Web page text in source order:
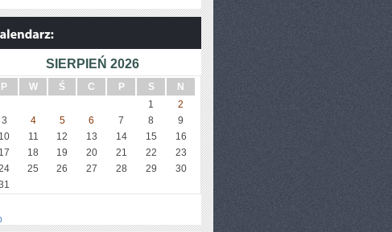
SIERPIEŃ 2026
P W Ś C P S
N
1
2
3
4 5 6 7 8
9
10
11 12 13 14 15
16
17
18 19 20 21 22
23
25 26 27 28 29
30